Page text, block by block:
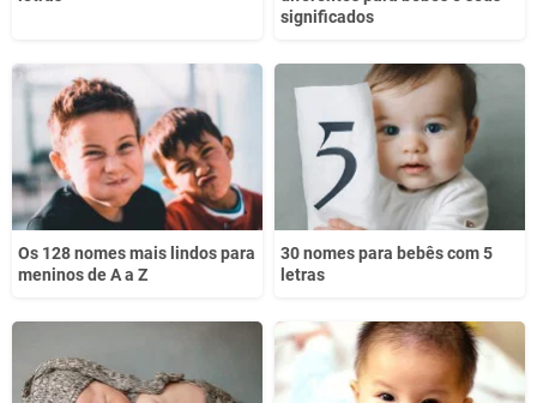
significados
Os 128 nomes mais lindos para
meninos de A a Z
30 nomes para bebês com 5
letras